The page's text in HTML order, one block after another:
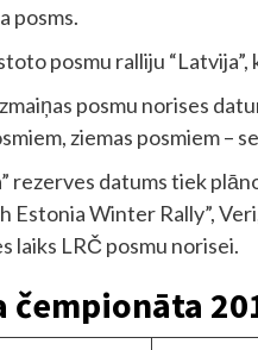
posms.
posmu ralliju
posmu norises
ziemas posmiem –
rezerves datums tiek
Estonia Winter Rally”,
laiks LRČ posmu norisei.